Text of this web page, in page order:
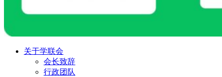
关于学联会
会长致辞
行政团队